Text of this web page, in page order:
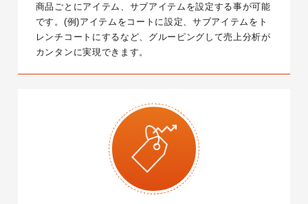
商品ごとにアイテム、サブアイテムを設定する事が可能
です。 (例)アイテムをコートに設定、サブアイテムをト
レンチコートにするなど、グルーピングして売上分析が
カンタンに実現できます。